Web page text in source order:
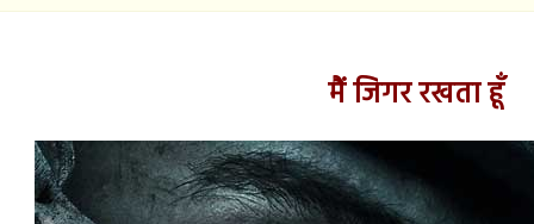
मैं जिगर रखता हूँ